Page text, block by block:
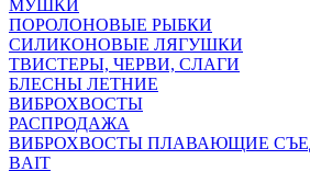
МУШКИ
ПОРОЛОНОВЫЕ РЫБКИ
СИЛИКОНОВЫЕ ЛЯГУШКИ
ТВИСТЕРЫ, ЧЕРВИ, СЛАГИ
БЛЕСНЫ ЛЕТНИЕ
ВИБРОХВОСТЫ
РАСПРОДАЖА
ВИБРОХВОСТЫ ПЛАВАЮЩИЕ
BAIT